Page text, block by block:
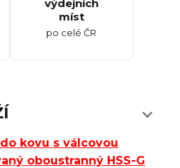
výdejních
míst
po celé ČR
kovu s válcovou
oboustranný HSS-G